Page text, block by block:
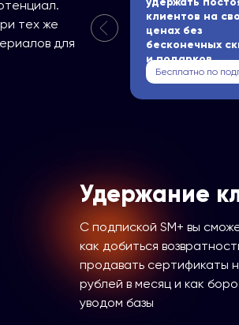
клиентов на
ценах без
бесконечных
и подарков
Бесплатно по
тех же
для
Удержание
С подпиской SM+ вы
как добиться
продавать сертификаты
рублей в месяц и как
уводом базы